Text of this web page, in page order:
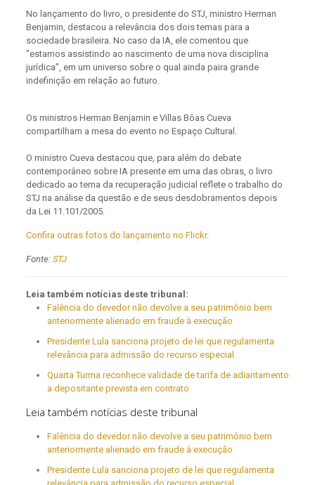
No lançamento do livro, o presidente do STJ, ministro Herman
Benjamin, destacou a relevância dos dois temas para a
sociedade brasileira. No caso da IA, ele comentou que
"estamos assistindo ao nascimento de uma nova disciplina
jurídica", em um universo sobre o qual ainda paira grande
indefinição em relação ao futuro.
Os ministros Herman Benjamin e Villas Bôas Cueva
compartilham a mesa do evento no Espaço Cultural.
O ministro Cueva destacou que, para além do debate
contemporâneo sobre IA presente em uma das obras, o livro
dedicado ao tema da recuperação judicial reflete o trabalho do
STJ na análise da questão e de seus desdobramentos depois
da Lei 11.101/2005.
Confira outras fotos do lançamento no Flickr.
Fonte: STJ
Leia também notícias deste tribunal:
Falência do devedor não devolve a seu patrimônio bem
anteriormente alienado em fraude à execução
Presidente Lula sanciona projeto de lei que regulamenta
relevância para admissão do recurso especial
Quarta Turma reconhece validade de tarifa de adiantamento
a depositante prevista em contrato
Leia também notícias deste tribunal
Falência do devedor não devolve a seu patrimônio bem
anteriormente alienado em fraude à execução
Presidente Lula sanciona projeto de lei que regulamenta